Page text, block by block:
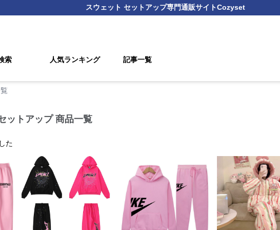
スウェット セットアップ専門通販サイトCozyset
索 人気ランキング 記事一覧
ットアップ 商品一覧
た